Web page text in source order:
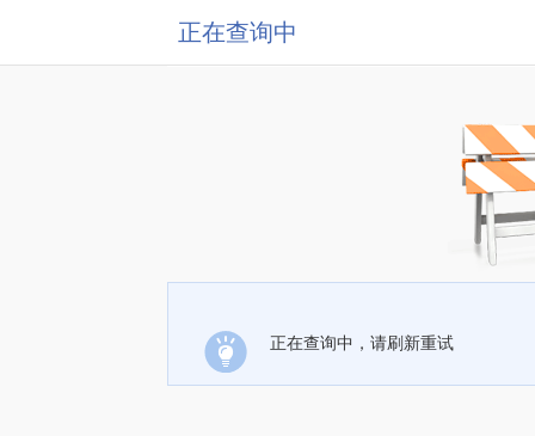
正在查询中
正在查询中，请刷新重试